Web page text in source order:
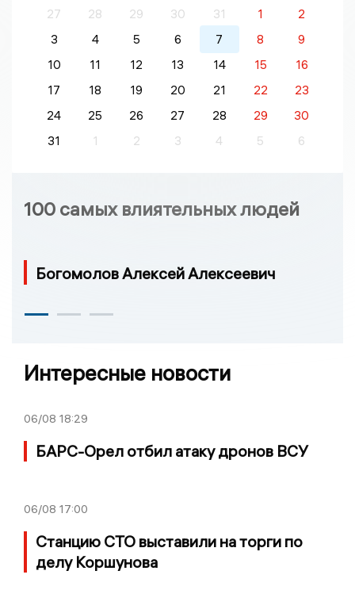
27
28 29 30 31 1
2
3
4 5 6 7 8
9
10
11 12 13 14 15
16
17
18 19 20 21 22
23
24
25 26 27 28 29
30
31
1 2 3 4 5 6
100 самых влиятельных людей
Богомолов Алексей Алексеевич
Интересные новости
06/08 18:29
БАРС-Орел отбил атаку дронов ВСУ
06/08 17:00
Станцию СТО выставили на торги по
делу Коршунова